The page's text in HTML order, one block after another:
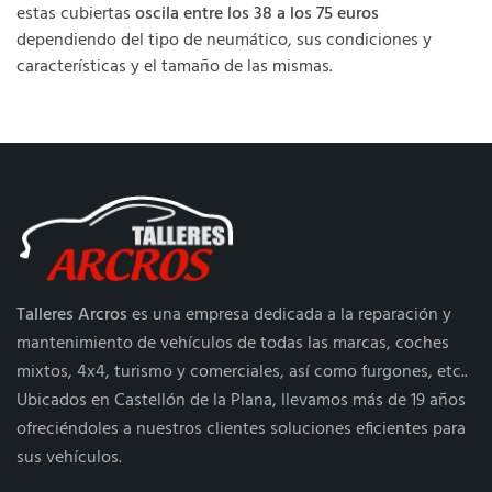
estas cubiertasoscila entre los 38 a los 75 euros
dependiendo del tipo de neumático, sus condiciones y
características y el tamaño de las mismas.
Talleres Arcroses una empresa dedicada a la reparación y
mantenimiento de vehículos de todas las marcas, coches
mixtos, 4x4, turismo y comerciales, así como furgones, etc..
Ubicados en Castellón de la Plana, llevamos más de 19 años
ofreciéndoles a nuestros clientes soluciones eficientes para
sus vehículos.